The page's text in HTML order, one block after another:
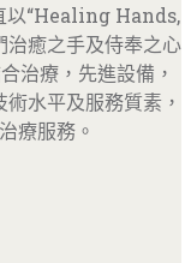
以“Healing Hands,
癒之手及侍奉之心
治療，先進設備，
水平及服務質素，
療服務。